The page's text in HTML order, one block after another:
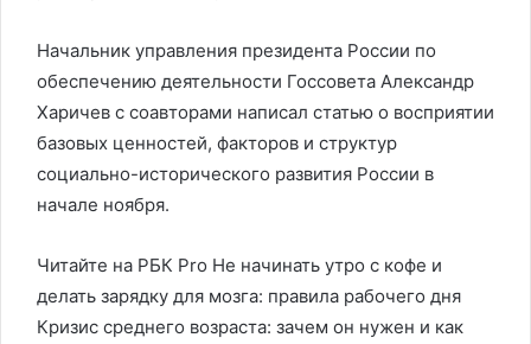
Начальник управления президента России по
обеспечению деятельности Госсовета Александр
Харичев с соавторами написал статью о восприятии
базовых ценностей, факторов и структур
социально-исторического развития России в
начале ноября.
Читайте на РБК Pro Не начинать утро с кофе и
делать зарядку для мозга: правила рабочего дня
Кризис среднего возраста: зачем он нужен и как